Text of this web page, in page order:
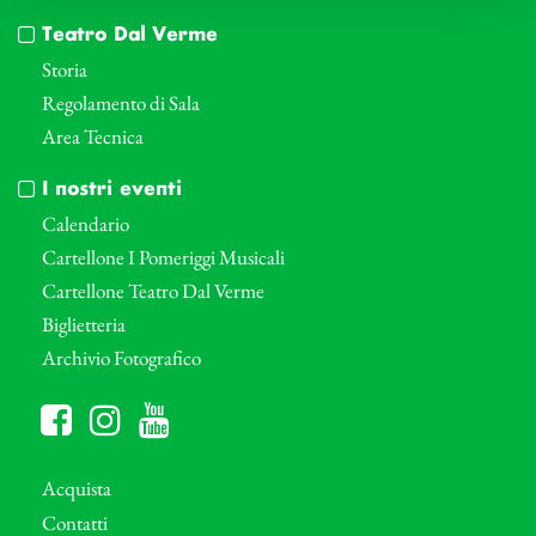
Teatro Dal Verme
Storia
Regolamento di Sala
Area Tecnica
I nostri eventi
Calendario
Cartellone I Pomeriggi Musicali
Cartellone Teatro Dal Verme
Biglietteria
Archivio Fotografico
Acquista
Contatti